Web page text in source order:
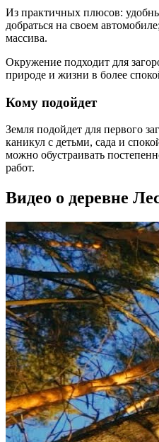
Из практичных плюсов:
добраться на своем
массива.
Окружение подходит для
природе и жизни в более
Кому подойдет
Земля подойдет для первого
каникул с детьми, сада и
можно обустраивать
работ.
Видео о деревне